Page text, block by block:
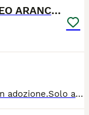
ULTIMO GATTINO 2 MESI EUROPEO ARANCIONE
Gattino dolcissimo arancione, europeo in adozione.Solo a persone veramente amanti animali Balconi in protezione Obbligo futura sterilizzazione Bassa valle d'aosta